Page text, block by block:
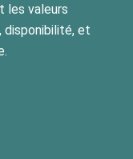
les valeurs
disponibilité, et